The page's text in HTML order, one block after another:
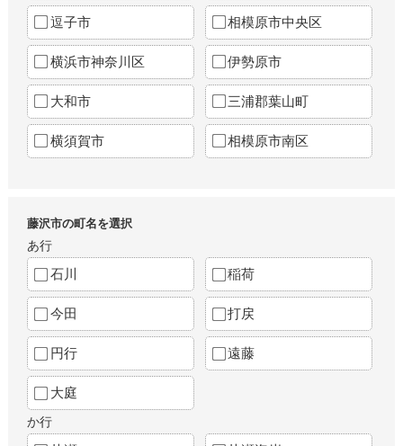
逗子市 相模原市中央区
横浜市神奈川区 伊勢原市
大和市 三浦郡葉山町
横須賀市 相模原市南区
藤沢市の町名を選択
あ行
石川 稲荷
今田 打戻
円行 遠藤
大庭
か行